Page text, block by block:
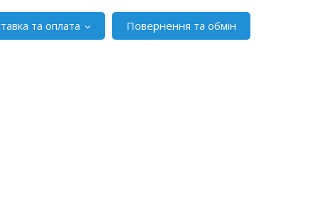
та оплата
Повернення та обмін